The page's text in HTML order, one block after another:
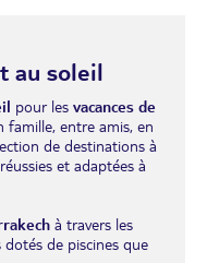
au soleil
pour les vacances de
famille, entre amis, en
de destinations à
et adaptées à
à travers les
de piscines que